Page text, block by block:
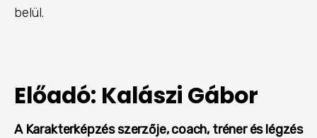
belül.
Előadó: Kalászi Gábor
A Karakterképzés szerzője, coach, tréner és légzés